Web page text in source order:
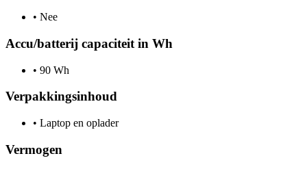
• Nee
Accu/batterij capaciteit in Wh
• 90 Wh
Verpakkingsinhoud
• Laptop en oplader
Vermogen